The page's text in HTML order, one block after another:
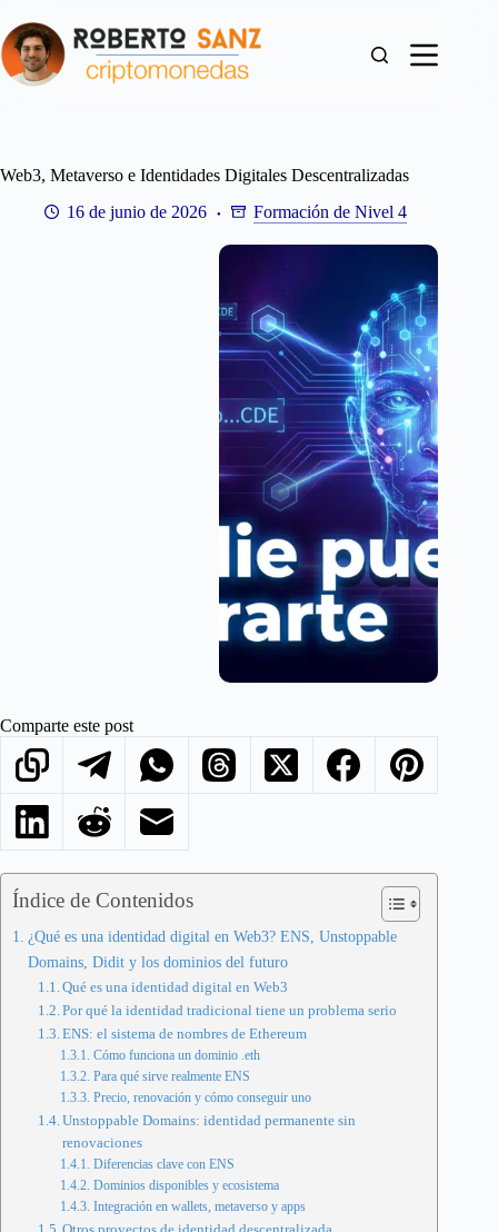
al
contenido
Web3, Metaverso e Identidades Digitales Descentralizadas
16 de junio de 2026
Formación de Nivel 4
Comparte este post
Índice de Contenidos
¿Qué es una identidad digital en Web3? ENS, Unstoppable
Domains, Didit y los dominios del futuro
Qué es una identidad digital en Web3
Por qué la identidad tradicional tiene un problema serio
ENS: el sistema de nombres de Ethereum
Cómo funciona un dominio .eth
Para qué sirve realmente ENS
Precio, renovación y cómo conseguir uno
Unstoppable Domains: identidad permanente sin
renovaciones
Diferencias clave con ENS
Dominios disponibles y ecosistema
Integración en wallets, metaverso y apps